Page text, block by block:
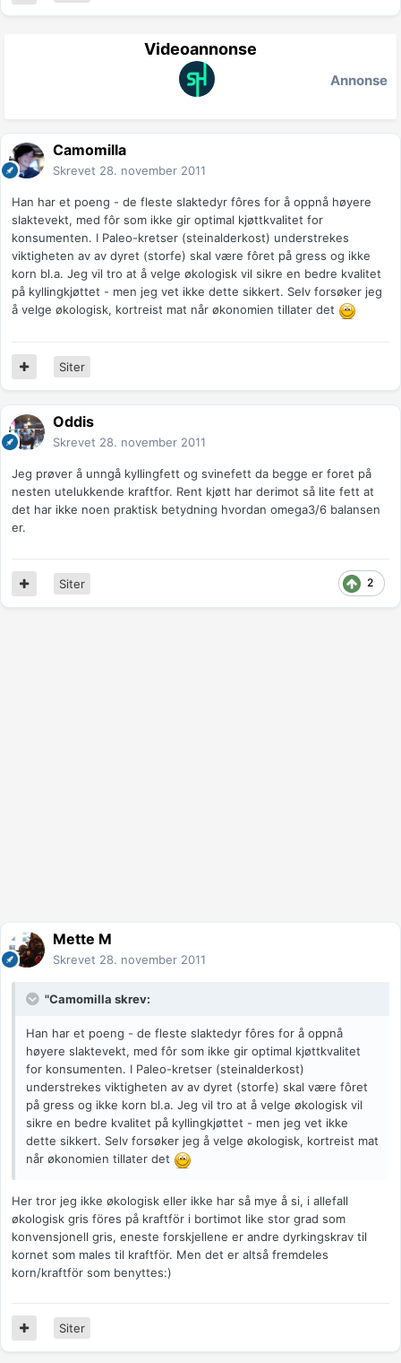
Videoannonse
Annonse
Camomilla
Skrevet 28. november 2011
Han har et poeng - de fleste slaktedyr fôres for å oppnå høyere
slaktevekt, med fôr som ikke gir optimal kjøttkvalitet for
konsumenten. I Paleo-kretser (steinalderkost) understrekes
viktigheten av av dyret (storfe) skal være fôret på gress og ikke
korn bl.a. Jeg vil tro at å velge økologisk vil sikre en bedre kvalitet
på kyllingkjøttet - men jeg vet ikke dette sikkert. Selv forsøker jeg
å velge økologisk, kortreist mat når økonomien tillater det
Siter
Oddis
Skrevet 28. november 2011
Jeg prøver å unngå kyllingfett og svinefett da begge er foret på
nesten utelukkende kraftfor. Rent kjøtt har derimot så lite fett at
det har ikke noen praktisk betydning hvordan omega3/6 balansen
er.
2
Siter
Mette M
Skrevet 28. november 2011
"Camomilla skrev:
Han har et poeng - de fleste slaktedyr fôres for å oppnå
høyere slaktevekt, med fôr som ikke gir optimal kjøttkvalitet
for konsumenten. I Paleo-kretser (steinalderkost)
understrekes viktigheten av av dyret (storfe) skal være fôret
på gress og ikke korn bl.a. Jeg vil tro at å velge økologisk vil
sikre en bedre kvalitet på kyllingkjøttet - men jeg vet ikke
dette sikkert. Selv forsøker jeg å velge økologisk, kortreist mat
når økonomien tillater det
Her tror jeg ikke økologisk eller ikke har så mye å si, i allefall
økologisk gris föres på kraftför i bortimot like stor grad som
konvensjonell gris, eneste forskjellene er andre dyrkingskrav til
kornet som males til kraftför. Men det er altså fremdeles
korn/kraftför som benyttes:)
Siter